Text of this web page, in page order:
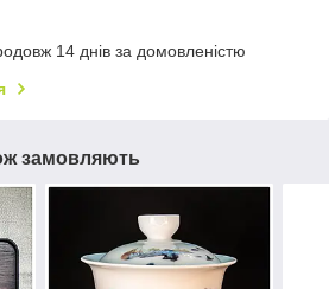
14 днів за домовленістю
замовляють